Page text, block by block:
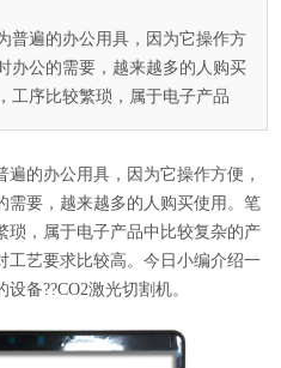
普遍的办公用具，因为它操作方
办公的需要，越来越多的人购买
工序比较繁琐，属于电子产品
的办公用具，因为它操作方便，
需要，越来越多的人购买使用。笔
琐，属于电子产品中比较复杂的产
工艺要求比较高。今日小编介绍一
设备??CO2激光切割机。